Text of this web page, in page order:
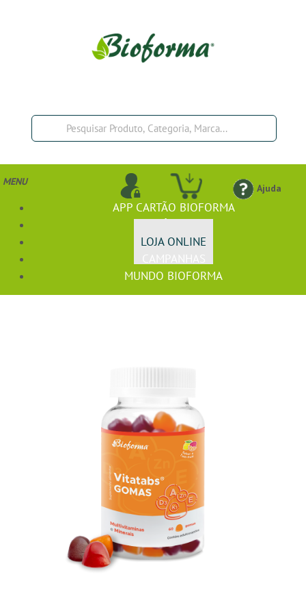
Ajuda
MENU
APP CARTÃO BIOFORMA
LOJA ONLINE
MUNDO BIOFORMA